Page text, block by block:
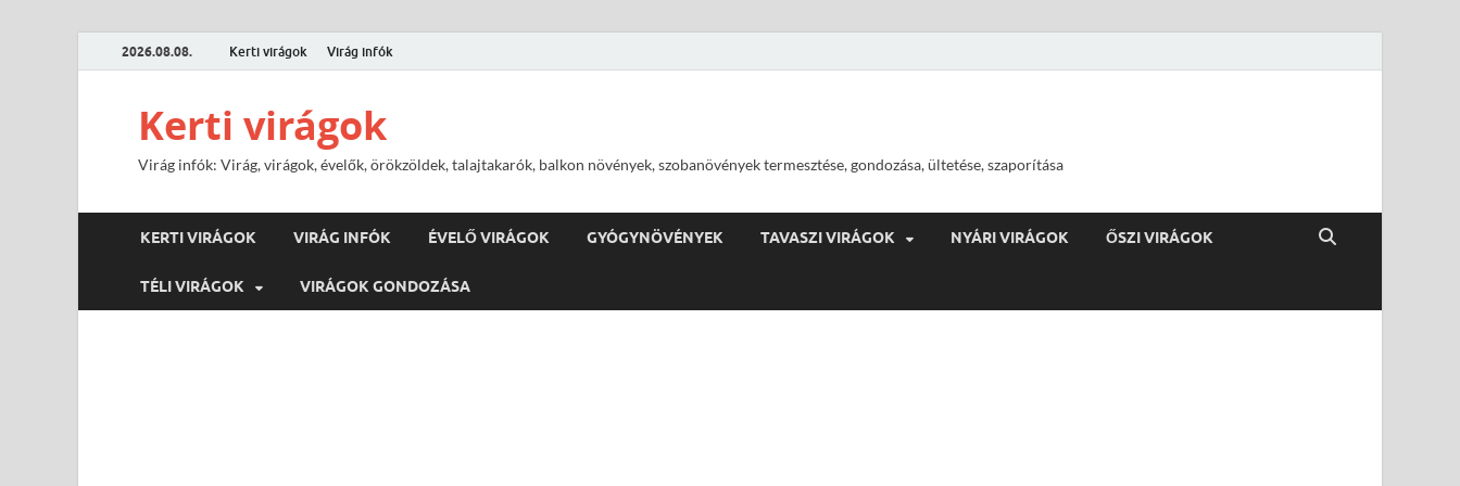
2026.08.08. Kerti virágok Virág infók
Kerti virágok
Virág infók: Virág, virágok, évelők, örökzöldek, talajtakarók, balkon növények, szobanövények termesztése, gondozása, ültetése, szaporítása
KERTI VIRÁGOK VIRÁG INFÓK ÉVELŐ VIRÁGOK GYÓGYNÖVÉNYEK TAVASZI VIRÁGOK NYÁRI VIRÁGOK ŐSZI VIRÁGOK
TÉLI VIRÁGOK VIRÁGOK GONDOZÁSA